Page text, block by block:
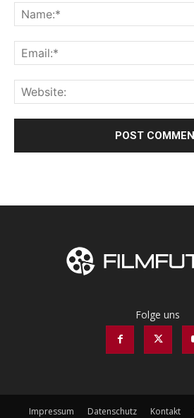
Folge uns
Impressum Datenschutz Kontakt